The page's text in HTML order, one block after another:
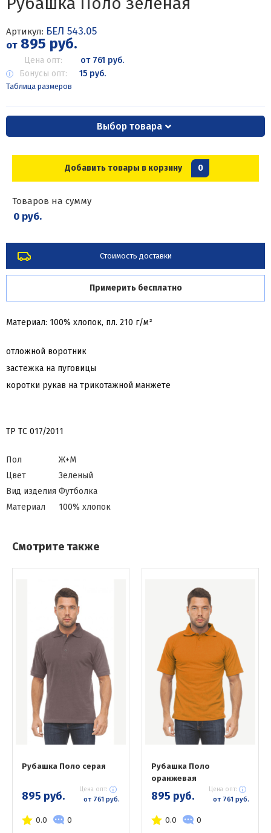
Артикул: БЕЛ 543.05
от895 руб.
Цена опт:
от 761 руб.
Бонусы опт:
15 руб.
Таблица размеров
Выбор товара
Добавить товары в корзину 0
Товаров на сумму
0 руб.
Стоимость доставки
Примерить бесплатно
Материал: 100% хлопок, пл. 210 г/м²
отложной воротник
застежка на пуговицы
коротки рукав на трикотажной манжете
ТР ТС 017/2011
Пол
Ж+М
Цвет
Зеленый
Вид изделия Футболка
Материал
100% хлопок
Смотрите также
Рубашка Поло серая
895 руб. Цена опт:
от 761 руб.
0.0 0
Рубашка Поло
оранжевая
895 руб. Цена опт:
от 761 руб.
0.0 0